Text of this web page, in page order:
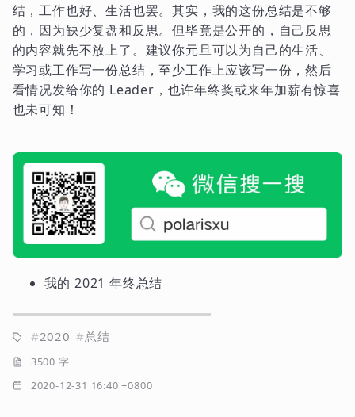
结，工作也好、生活也罢。其实，我的这份总结是不够
的，因为缺少复盘和反思。但毕竟是公开的，自己反思
的内容就先不放上了。建议你元旦可以为自己的生活、
学习或工作写一份总结，至少工作上应该写一份，然后
看情况发给你的 Leader，也许年终奖或来年加薪有惊喜
也未可知！
我的 2021 年终总结
2020 总结
3500 字
2020-12-31 16:40 +0800